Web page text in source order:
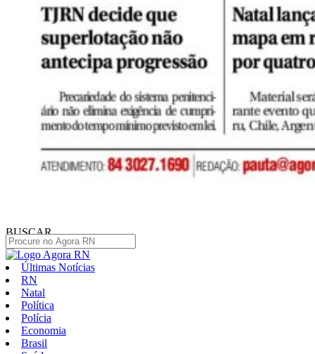
BUSCAR
Últimas Notícias
RN
Natal
Política
Polícia
Economia
Brasil